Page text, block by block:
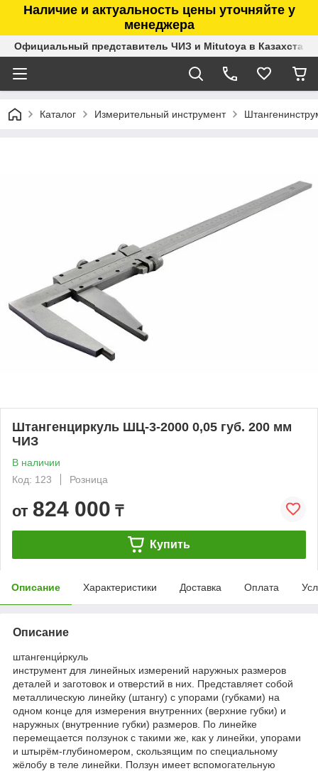
Наличие и актуальность цены уточняйте у
менеджера
Официальный представитель ЧИЗ и Mitutoya в Казахстане
Каталог Измерительный инструмент
Штангенциркуль ШЦ-3-2000 0,05 губ. 200 мм
ЧИЗ
В наличии
Код: 123
Розница
от 824 000 ₸
Купить
Описание Характеристики Доставка Оплата
Описание
штангенци́ркуль
инструмент для линейных измерений наружных размеров
деталей и заготовок и отверстий в них. Представляет собой
металлическую линейку (штангу) с упорами (губками) на
одном конце для измерения внутренних (верхние губки) и
наружных (внутренние губки) размеров. По линейке
перемещается ползунок с такими же, как у линейки, упорами
и штырём-глубиномером, скользящим по специальному
жёлобу в теле линейки. Ползун имеет вспомогательную